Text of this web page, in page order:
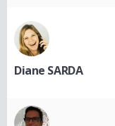
Diane SARDA